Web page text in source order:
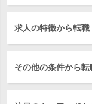
求人の特徴から転
その他の条件から